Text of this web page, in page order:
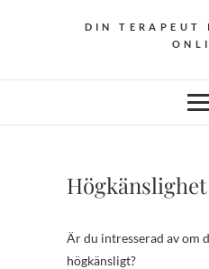
DIN TERAPEUT
Är du intresserad av om
högkänsligt?